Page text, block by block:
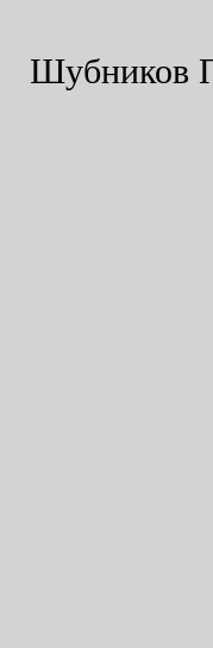
Шубников